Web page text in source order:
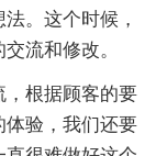
。这个时候，
流和修改。
根据顾客的要
体验，我们还要